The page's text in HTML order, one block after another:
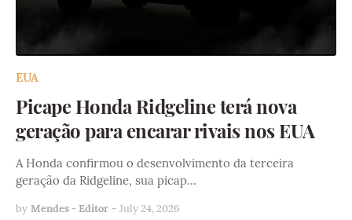
EUA
Picape Honda Ridgeline terá nova
geração para encarar rivais nos EUA
A Honda confirmou o desenvolvimento da terceira
geração da Ridgeline, sua picap…
by Mendes - Editor - July 24, 2026